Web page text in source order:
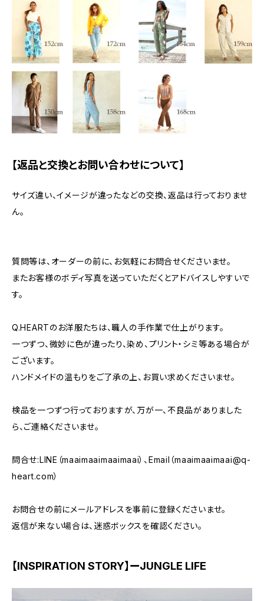
【返品と交換とお問い合わせについて】
サイズ違い、イメージが違ったなどの交換、返品は行っておりませ
ん。
質問等は、オーダーの前に、お気軽にお問合せくださいませ。
またお客様のボディ写真を送っていただくとアドバイスしやすいで
す。
Q.HEARTのお洋服たちは、職人の手作業で仕上がります。
一つずつ、微妙に色が違ったり、染め、プリント・シミ等ある場合が
ございます。
ハンドメイドの温もりをご了承の上、お買い求めくださいませ。
検品を一つずつ行っておりますが、万が一、不良品がありました
ら、ご連絡くださいませ。
問合せ:LINE（maaimaaimaaimaai）、Email（maaimaaimaai@q-
heart.com）
お問合せの前にメールアドレスを事前に登録くださいませ。
返信が来ない場合は、迷惑ボックスを確認ください。
【INSPIRATION STORY】ーJUNGLE LIFE